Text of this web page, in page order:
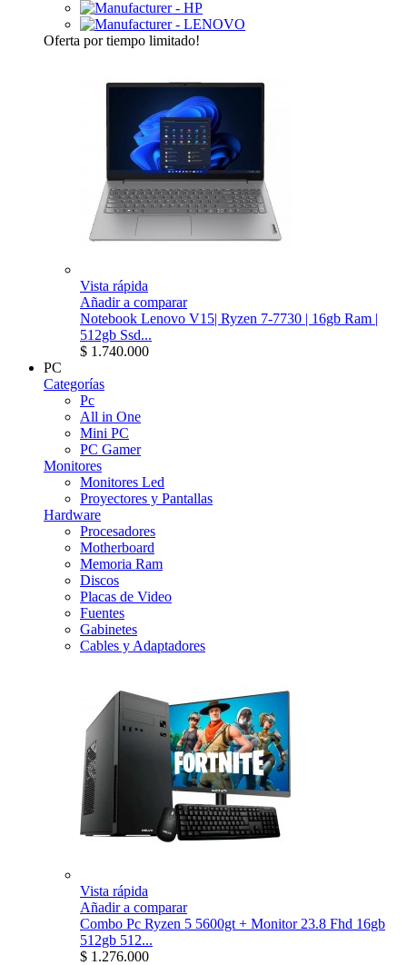
Oferta por tiempo limitado!
Vista rápida
Añadir a comparar
Notebook Lenovo V15| Ryzen 7-7730 | 16gb Ram |
512gb Ssd...
$ 1.740.000
PC
Categorías
Pc
All in One
Mini PC
PC Gamer
Monitores
Monitores Led
Proyectores y Pantallas
Hardware
Procesadores
Motherboard
Memoria Ram
Discos
Placas de Video
Fuentes
Gabinetes
Cables y Adaptadores
Vista rápida
Añadir a comparar
Combo Pc Ryzen 5 5600gt + Monitor 23.8 Fhd 16gb
512gb 512...
$ 1.276.000